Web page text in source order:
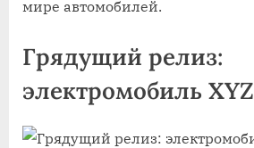
мире автомобилей.
Грядущий релиз:
электромобиль XYZ